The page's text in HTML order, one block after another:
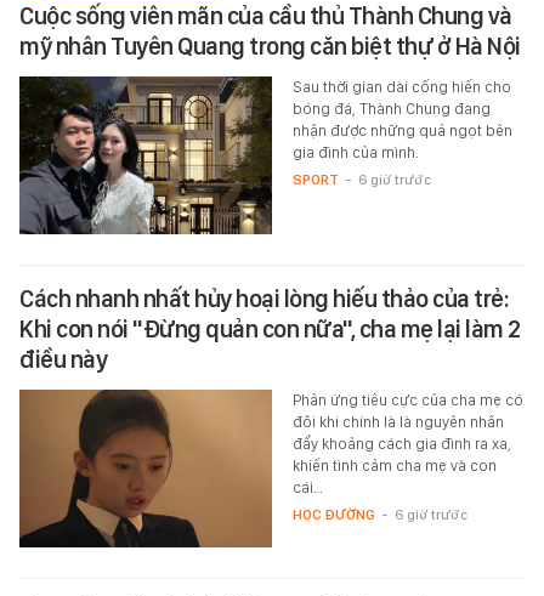
Cuộc sống viên mãn của cầu thủ Thành Chung và
mỹ nhân Tuyên Quang trong căn biệt thự ở Hà Nội
Sau thời gian dài cống hiến cho
bóng đá, Thành Chung đang
nhận được những quả ngọt bên
gia đình của mình.
SPORT - 6 giờ trước
Cách nhanh nhất hủy hoại lòng hiếu thảo của trẻ:
Khi con nói "Đừng quản con nữa", cha mẹ lại làm 2
điều này
Phản ứng tiêu cực của cha mẹ có
đôi khi chính là là nguyên nhân
đẩy khoảng cách gia đình ra xa,
khiến tình cảm cha mẹ và con
cái…
HỌC ĐƯỜNG - 6 giờ trước